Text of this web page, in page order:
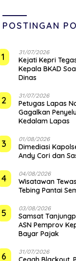
POSTINGAN
1 31/07/2026
Kejati Kepri
Kepala BKAD
Dinas
2 31/07/2026
Petugas Lapas
Gagalkan
Kedalam Lapas
3 01/08/2026
Dimediasi
Andy Cori dan
4 04/08/2026
Wisatawan
Tebing Pantai
5 03/08/2026
Samsat
ASN Pemprov
Bayar Pajak
6 31/07/2026